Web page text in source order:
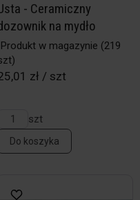
- Ceramiczny
na mydło
Produkt w magazynie (219
zł / szt
szt
Do koszyka